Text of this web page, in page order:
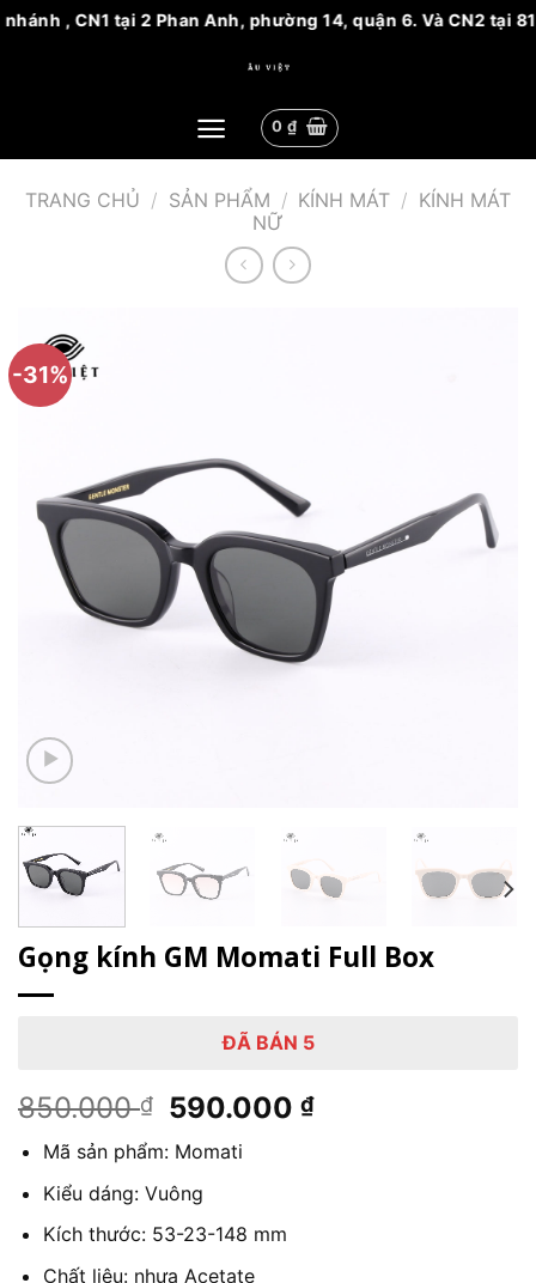
, CN1 tại 2 Phan Anh, phường 14, quận 6. Và CN2 tại 81
0 ₫
TRANG CHỦ / SẢN PHẨM / KÍNH MÁT / KÍNH MÁT
NỮ
-31%
Gọng kính GM Momati Full Box
ĐÃ BÁN 5
850.000₫
Giá
gốc
là:
850.000 ₫.
590.000₫Giá
Mã sản phẩm: Momati
Kiểu dáng: Vuông
Kích thước: 53-23-148 mm
Chất liệu: nhựa Acetate